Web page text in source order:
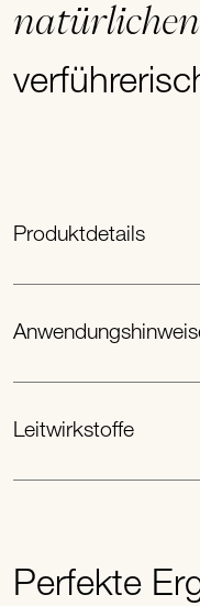
Produktdetails
Leitwirkstoffe
Perfekte